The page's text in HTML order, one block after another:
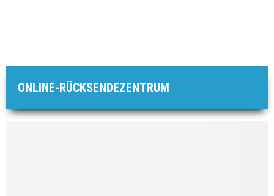
ONLINE-RÜCKSENDEZENTRUM